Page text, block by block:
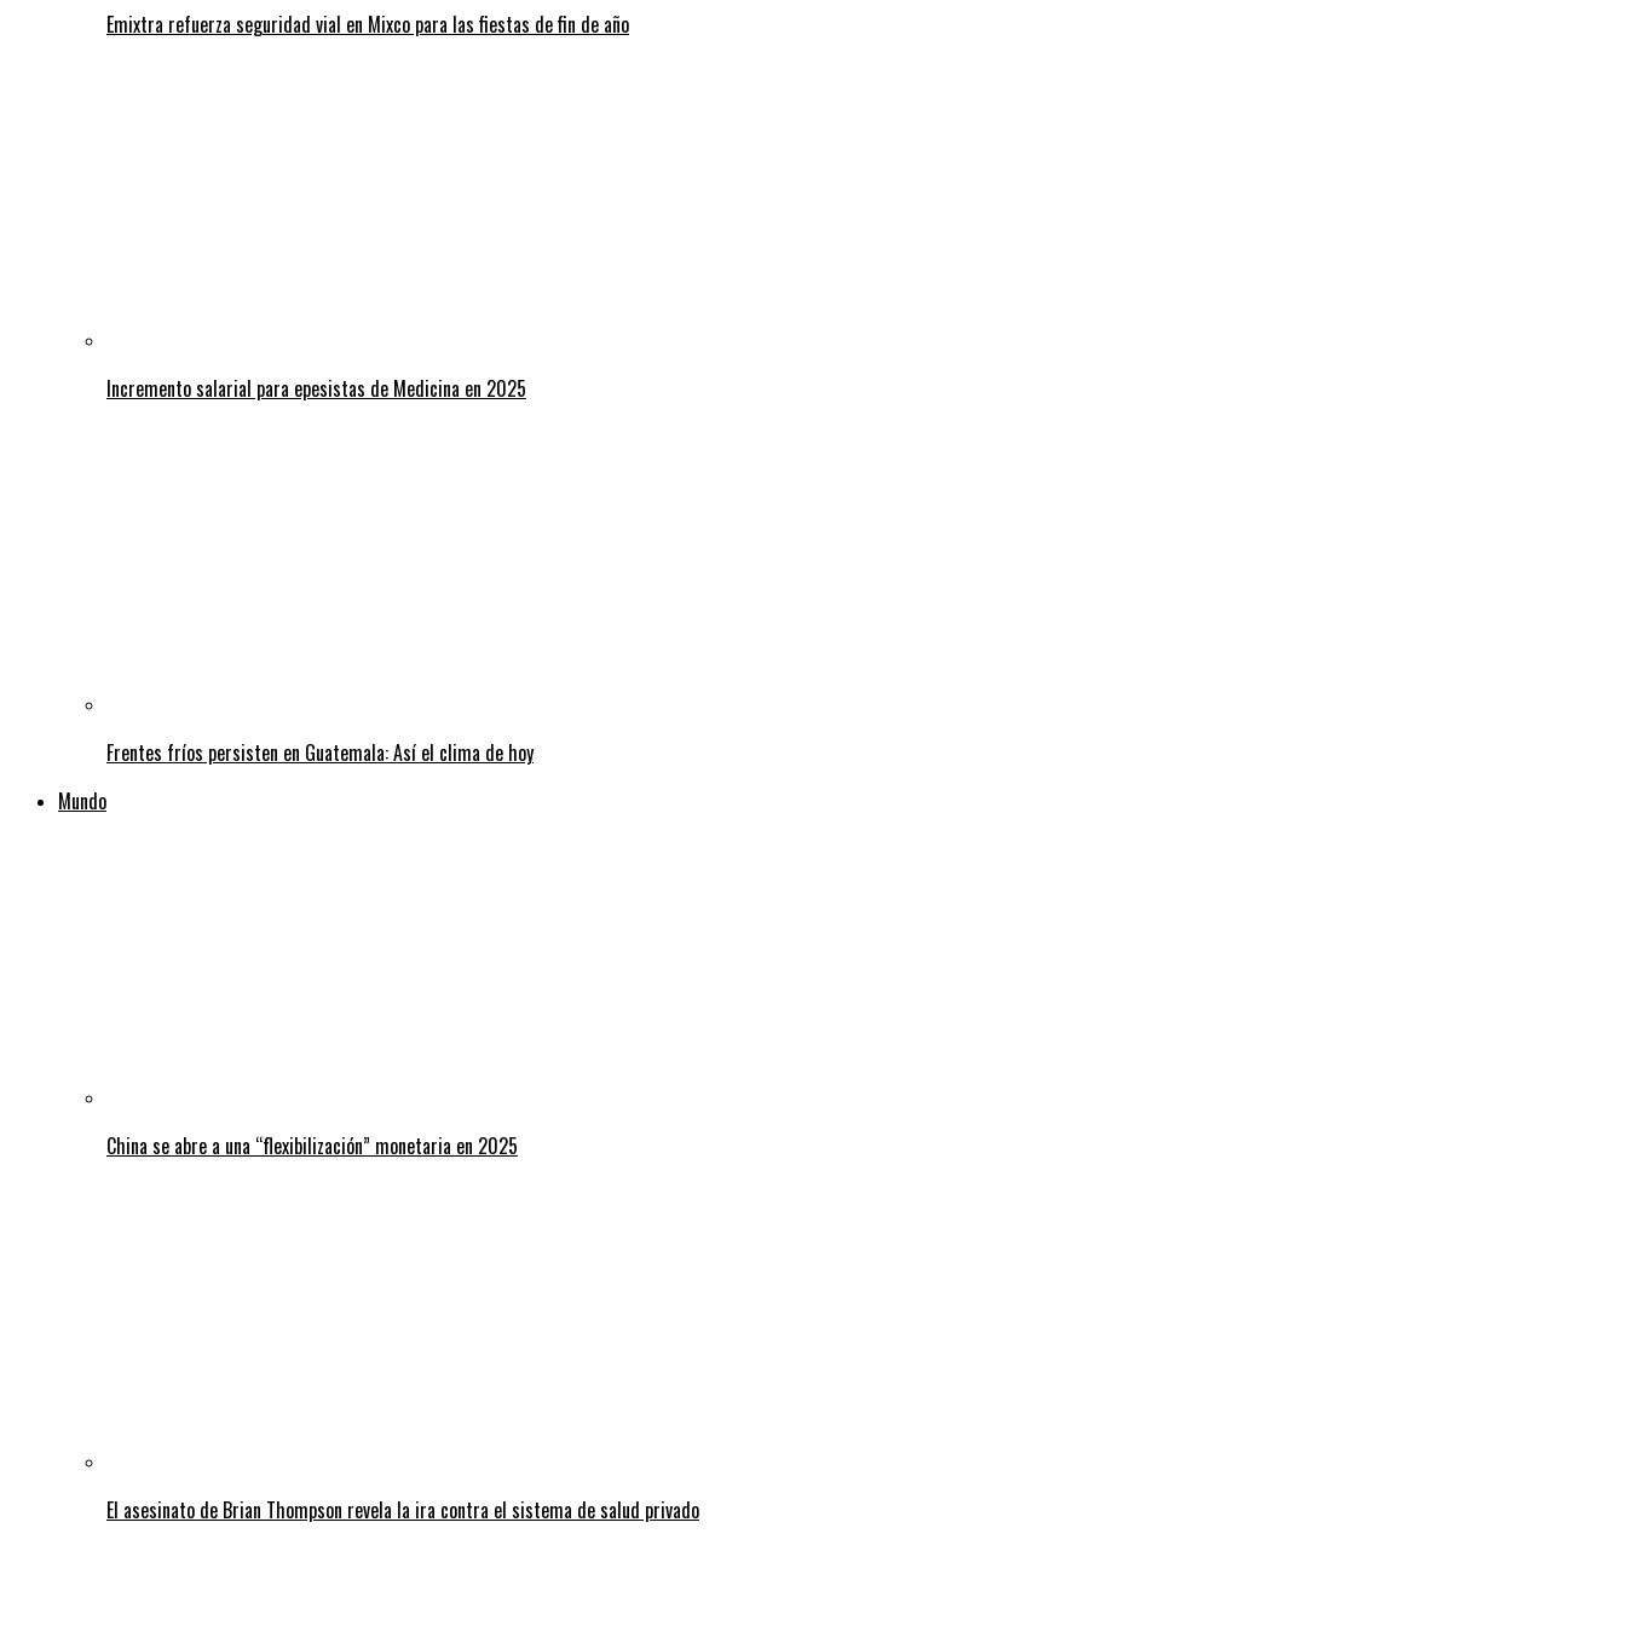
Emixtra refuerza seguridad vial en Mixco para las fiestas de fin de año
Incremento salarial para epesistas de Medicina en 2025
Frentes fríos persisten en Guatemala: Así el clima de hoy
Mundo
China se abre a una “flexibilización” monetaria en 2025
El asesinato de Brian Thompson revela la ira contra el sistema de salud privado